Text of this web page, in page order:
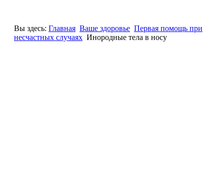
Вы здесь: Главная Ваше здоровье Первая помощь при
несчастных случаях Инородные тела в носу